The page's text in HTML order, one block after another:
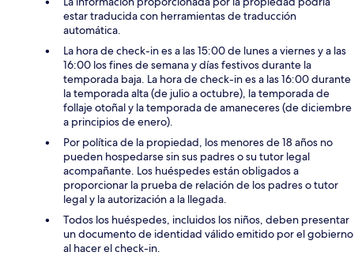
estar traducida con herramientas de traducción
automática.
La hora de check-in es a las 15:00 de lunes a viernes y a las
16:00 los fines de semana y días festivos durante la
temporada baja. La hora de check-in es a las 16:00 durante
la temporada alta (de julio a octubre), la temporada de
follaje otoñal y la temporada de amaneceres (de diciembre
a principios de enero).
Por política de la propiedad, los menores de 18 años no
pueden hospedarse sin sus padres o su tutor legal
acompañante. Los huéspedes están obligados a
proporcionar la prueba de relación de los padres o tutor
legal y la autorización a la llegada.
Todos los huéspedes, incluidos los niños, deben presentar
un documento de identidad válido emitido por el gobierno
al hacer el check-in.